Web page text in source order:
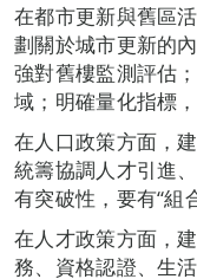
在都市更新與舊區
劃關於城市更新的
強對舊樓監測評估
域；明確量化指標
在人口政策方面，
統籌協調人才引進
有突破性，要有“組
在人才政策方面，
務、資格認證、生